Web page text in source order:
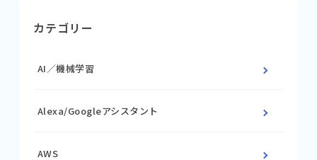
カテゴリー
AI／機械学習
Alexa/Googleアシスタント
AWS